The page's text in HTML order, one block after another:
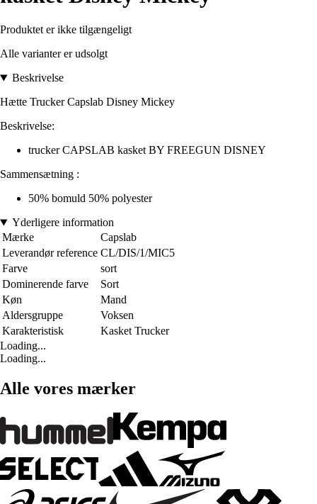
Produktet er ikke tilgængeligt
Alle varianter er udsolgt
Beskrivelse
Hætte Trucker Capslab Disney Mickey
Beskrivelse:
trucker CAPSLAB kasket BY FREEGUN DISNEY
Sammensætning :
50% bomuld 50% polyester
Yderligere information
Mærke
Capslab
Leverandør reference CL/DIS/1/MIC5
Farve
sort
Dominerende farve
Sort
Køn
Mand
Aldersgruppe
Voksen
Karakteristisk
Kasket Trucker
Loading...
Loading...
Alle vores mærker